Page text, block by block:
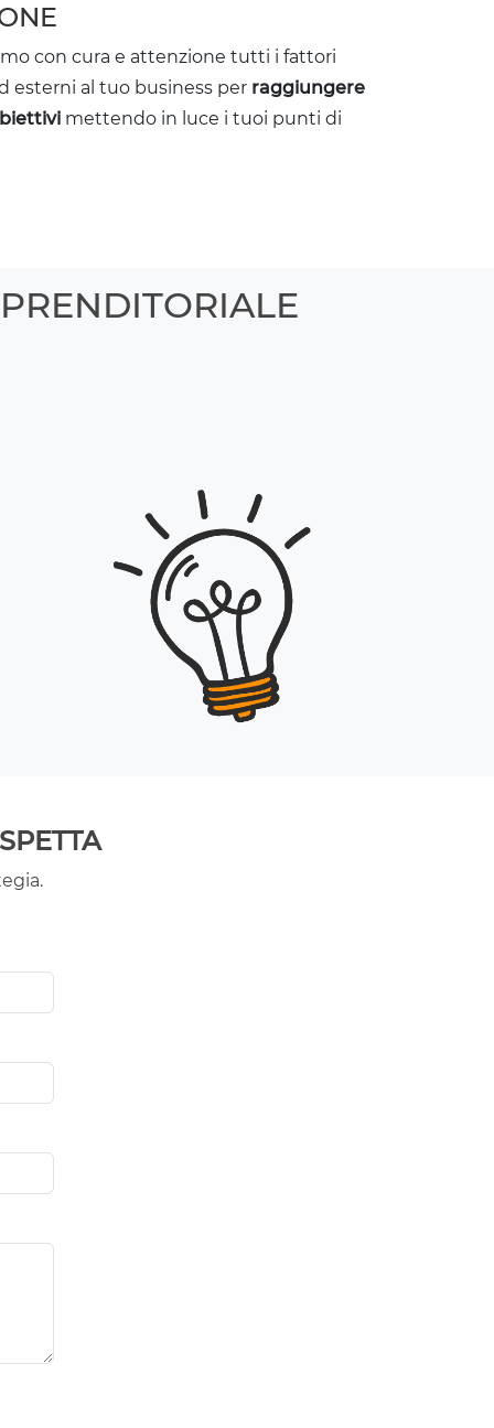
con cura e attenzione tutti i fattori
esterni al tuo business per raggiungere
mettendo in luce i tuoi punti di